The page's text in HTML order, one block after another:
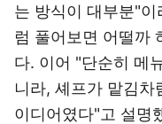
는 방식이 대부분"
럼 풀어보면 어떨까
다. 이어 "단순히 메
니라, 셰프가 맡김
이디어였다"고 설명